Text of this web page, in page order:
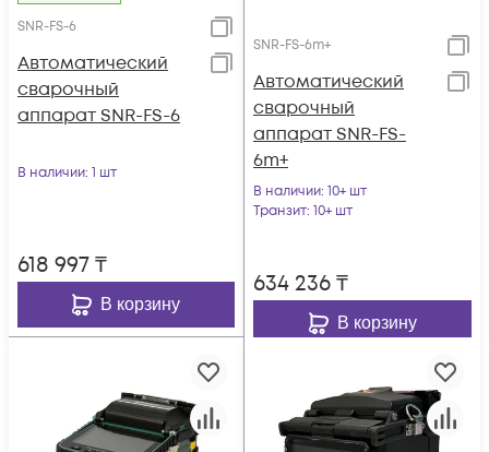
SNR-FS-6
Автоматический
сварочный
аппарат SNR-FS-6
В наличии: 1 шт
618 997₸
В корзину
SNR-FS-6m+
Автоматический
сварочный
аппарат SNR-FS-
6m+
В наличии: 10+ шт
Транзит: 10+ шт
634 236₸
В корзину